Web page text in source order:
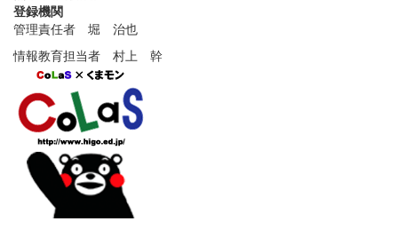
登録機関
管理責任者 堀 治也
情報教育担当者 村上 幹